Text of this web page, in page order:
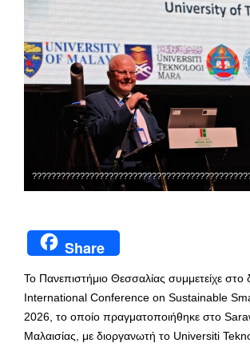
Share
Το Πανεπιστήμιο Θεσσαλίας συμμετείχε στο
International Conference on Sustainable
2026, το οποίο πραγματοποιήθηκε στο
Μαλαισίας, με διοργανωτή το Universiti